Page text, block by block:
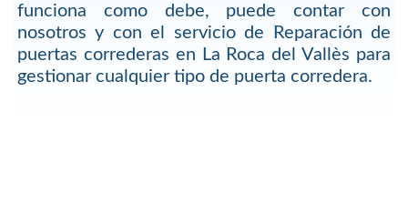
funciona como debe, puede contar con
nosotros y con el servicio de Reparación de
puertas correderas en La Roca del Vallès para
gestionar cualquier tipo de puerta corredera.